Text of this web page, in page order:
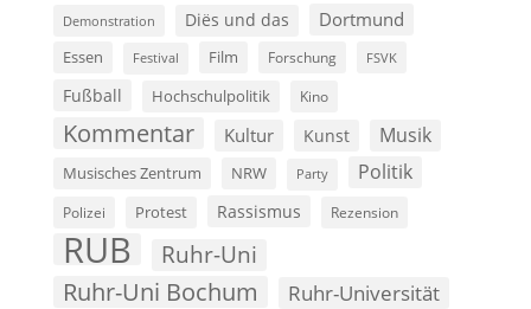
Demonstration Diës und das Dortmund
Essen Festival Film Forschung FSVK
Fußball Hochschulpolitik Kino
Kommentar Kultur Kunst Musik
Musisches Zentrum NRW Party Politik
Polizei Protest Rassismus Rezension
RUB Ruhr-Uni
Ruhr-Uni Bochum Ruhr-Universität